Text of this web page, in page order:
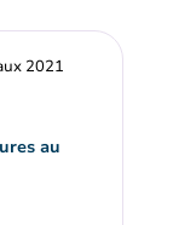
au